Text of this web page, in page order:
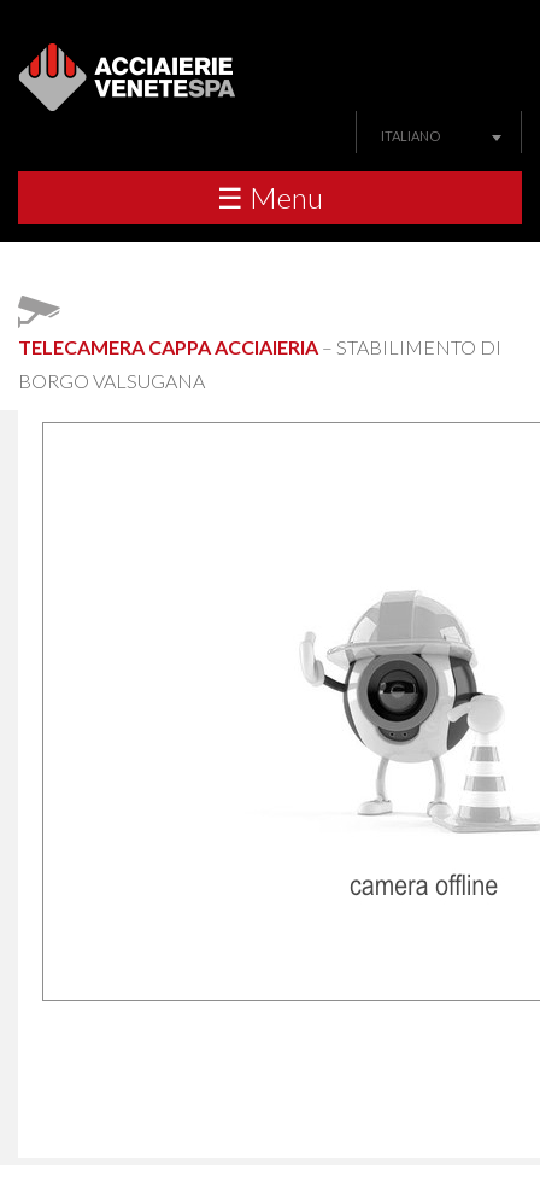
ITALIANO
☰ Menu
TELECAMERA CAPPA ACCIAIERIA – STABILIMENTO DI
BORGO VALSUGANA